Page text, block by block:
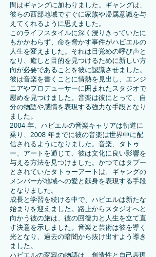
間はギャングに加わりました。ギャングは、
彼らの西部地域ですぐに家族や帰属意識を与
えてくれるように思えました。
このライフスタイルに深く浸りきっていたに
もかかわらず、命を脅かす事件がハビエルの
人生を変えました。それは目覚めの呼び声と
なり、癒しと目的を見つけるために新しい方
向が必要であることを彼に認識させました。
彼は音楽を書くことに情熱を見出し、エンジ
ニアやプロデューサーに囲まれたスタジオで
慰めを見つけました。音楽は彼にとって、自
分の物語や感情を表現する強力な手段となり
ました。
2004 年、ハビエルの音楽キャリアは軌道に
乗り、2008 年までに彼の音楽は世界中に配
信されるようになりました。音楽、タトゥ
ー、アートを通じて、彼は文化に良い影響を
与える方法を見つけました。かつてはタブー
とされていたタトゥーアートは、ギャングの
メンバーが地域への愛と献身を表現する手段
となりました。
成長と学習を続ける中で、ハビエルは新たな
始まりを迎えました。路上からスタジオへと
向かう彼の旅は、彼の回復力と人生を立て直
す決意を示しました。音楽と芸術は彼を導く
光となり、過去の暗闇から抜け出すよう導き
ました。
ハビエルの変容の物語は、創造性と自己表現